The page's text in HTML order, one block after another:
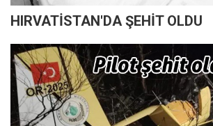
HIRVATİSTAN'DA ŞEHİT OLDU